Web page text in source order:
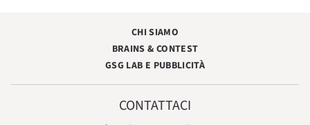
CHI SIAMO
BRAINS & CONTEST
GSG LAB E PUBBLICITÀ
CONTATTACI